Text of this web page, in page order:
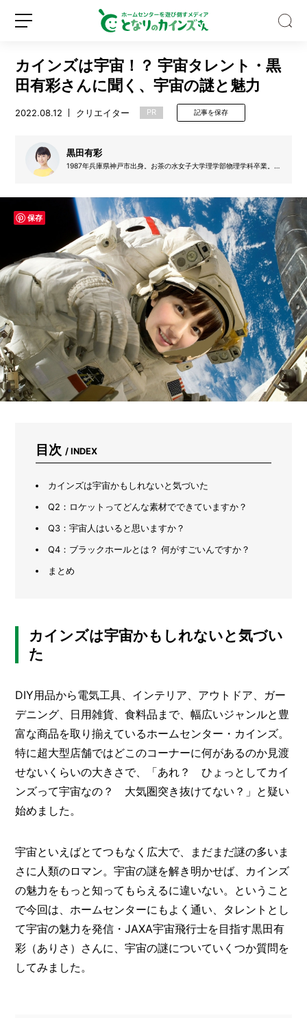
っ
は
超
汚
い！
ボ
ラ
主
婦
感
動
の
ロ
ー
カ
B
R
A
N
D
ク
リ
エ
イ
ー
C
R
E
T
O
R
ユ
カインズは宇宙！？ 宇宙タレント・黒
田有彩さんに聞く、宇宙の謎と魅力
2022.08.12 クリエイター PR 記事を保存
黒田有彩
1987年兵庫県神戸市出身。お茶の水女子大学理学部物理学科卒業。中
保存
目次 / INDEX
カインズは宇宙かもしれないと気づいた
Q2：ロケットってどんな素材でできていますか？
Q3：宇宙人はいると思いますか？
Q4：ブラックホールとは？ 何がすごいんですか？
まとめ
カインズは宇宙かもしれないと気づい
た
DIY用品から電気工具、インテリア、アウトドア、ガー
デニング、日用雑貨、食料品まで、幅広いジャンルと豊
富な商品を取り揃えているホームセンター・カインズ。
特に超大型店舗ではどこのコーナーに何があるのか見渡
せないくらいの大きさで、「あれ？ ひょっとしてカイ
ンズって宇宙なの？ 大気圏突き抜けてない？」と疑い
始めました。
宇宙といえばとてつもなく広大で、まだまだ謎の多いま
さに人類のロマン。宇宙の謎を解き明かせば、カインズ
の魅力をもっと知ってもらえるに違いない。ということ
で今回は、ホームセンターにもよく通い、タレントとし
て宇宙の魅力を発信・JAXA宇宙飛行士を目指す黒田有
彩（ありさ）さんに、宇宙の謎についていくつか質問を
してみました。